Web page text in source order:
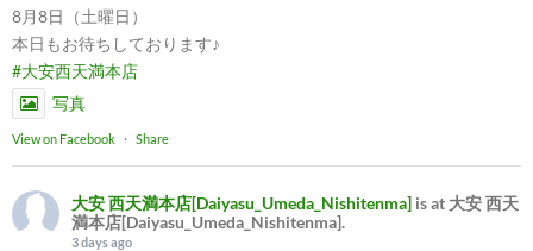
8月8日（土曜日）
本日もお待ちしております♪
#大安西天満本店
写真
View on Facebook · Share
大安 西天満本店[Daiyasu_Umeda_Nishitenma] is at 大安 西天
満本店[Daiyasu_Umeda_Nishitenma].
3 days ago